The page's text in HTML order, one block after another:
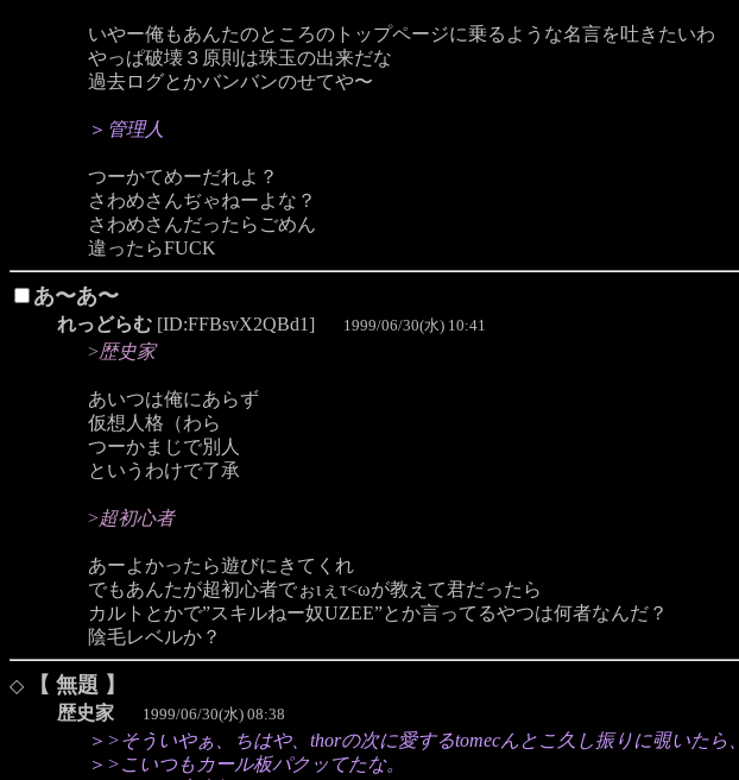
いやー俺もあんたのところのトップページに乗るような名言を吐きたいわ
やっぱ破壊３原則は珠玉の出来だな
過去ログとかバンバンのせてや〜
＞ 管理人
つーかてめーだれよ？
さわめさんぢゃねーよな？
さわめさんだったらごめん
違ったらFUCK
あ〜あ〜
れっどらむ [ID:FFBsvX2QBd1] 1999/06/30(水) 10:41
>歴史家
あいつは俺にあらず
仮想人格（わら
つーかまじで別人
というわけで了承
>超初心者
あーよかったら遊びにきてくれ
でもあんたが超初心者でぉιぇτ<ωが教えて君だったら
カルトとかで”スキルねー奴UZEE”とか言ってるやつは何者なんだ？
陰毛レベルか？
◇ 【 無題 】
歴史家 1999/06/30(水) 08:38
＞ >そういやぁ、ちはや、thorの次に愛するtomecんとこ久し振りに覗いたら、
＞ >こいつもカール板パクッてたな。